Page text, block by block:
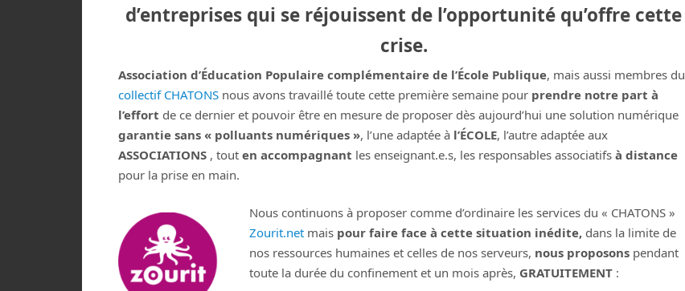
d’entreprises qui se réjouissent de l’opportunité qu’offre cette
crise.
Association d’Éducation Populaire complémentaire de l’École Publique, mais aussi membres du
collectif CHATONS nous avons travaillé toute cette première semaine pour prendre notre part à
l’effort de ce dernier et pouvoir être en mesure de proposer dès aujourd’hui une solution numérique
garantie sans « polluants numériques », l’une adaptée à l’ÉCOLE, l’autre adaptée aux
ASSOCIATIONS , tout en accompagnant les enseignant.e.s, les responsables associatifs à distance
pour la prise en main.
Nous continuons à proposer comme d’ordinaire les services du « CHATONS »
Zourit.net mais pour faire face à cette situation inédite, dans la limite de
nos ressources humaines et celles de nos serveurs, nous proposons pendant
toute la durée du confinement et un mois après, GRATUITEMENT :